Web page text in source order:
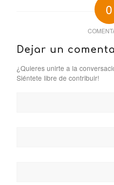
0
Dejar un
¿Quieres unirte a la
Siéntete libre de contribuir!